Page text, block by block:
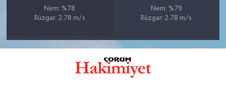
Nem: %78
Rüzgar: 2.78 m/s
Nem: %79
Rüzgar: 2.78 m/s